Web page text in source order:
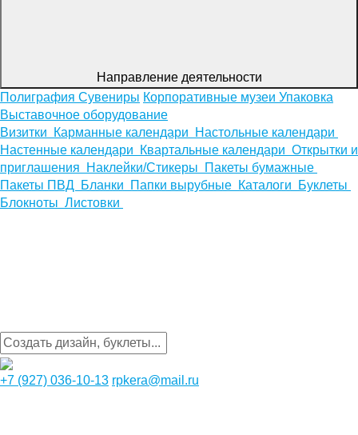
Направление деятельности
Полиграфия Сувениры Корпоративные музеи Упаковка
Выставочное оборудование
Визитки
Карманные календари
Настольные календари
Настенные календари
Квартальные календари Открытки и
приглашения
Наклейки/Стикеры
Пакеты бумажные
Пакеты ПВД Бланки Папки вырубные Каталоги
Буклеты
Блокноты Листовки
+7 (927) 036-10-13 rpkera@mail.ru